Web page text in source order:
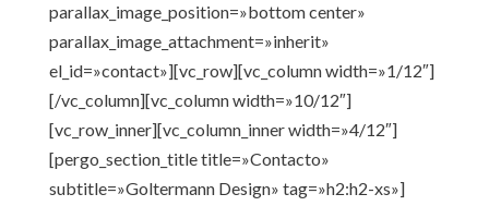
parallax_image_position=»bottom center»
parallax_image_attachment=»inherit»
el_id=»contact»][vc_row][vc_column width=»1/12″]
[/vc_column][vc_column width=»10/12″]
[vc_row_inner][vc_column_inner width=»4/12″]
[pergo_section_title title=»Contacto»
subtitle=»Goltermann Design» tag=»h2:h2-xs»]